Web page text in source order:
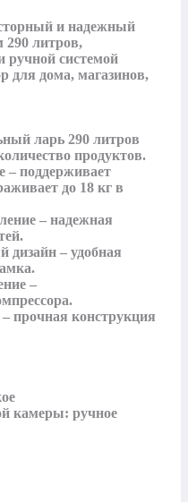
и надежный
290 литров,
ручной системой
для дома, магазинов,
ларь 290 литров
продуктов.
– поддерживает
до 18 кг в
– надежная
– удобная
–
прочная конструкция
камеры: ручное